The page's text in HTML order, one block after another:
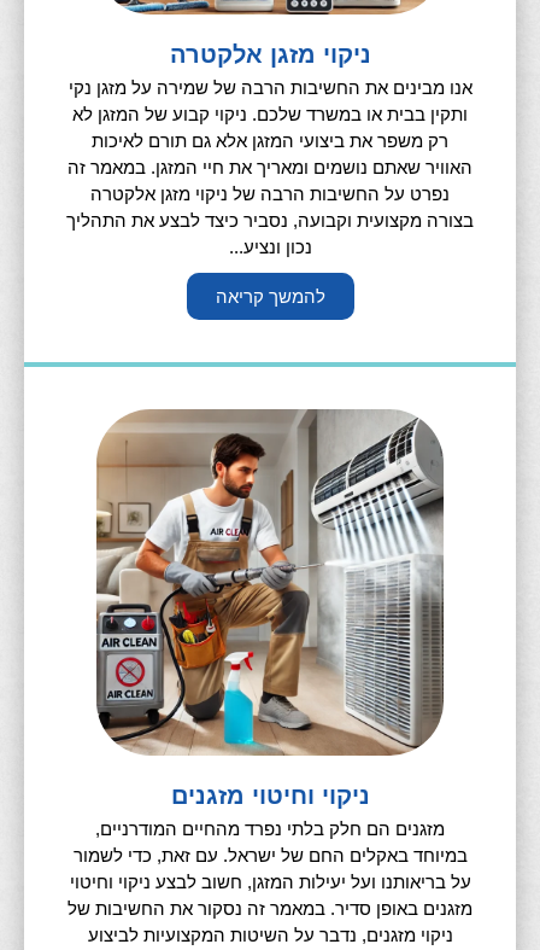
ניקוי מזגן אלקטרה
אנו מבינים את החשיבות הרבה של שמירה על מזגן נקי
ותקין בבית או במשרד שלכם. ניקוי קבוע של המזגן לא
רק משפר את ביצועי המזגן אלא גם תורם לאיכות
האוויר שאתם נושמים ומאריך את חיי המזגן. במאמר זה
נפרט על החשיבות הרבה של ניקוי מזגן אלקטרה
בצורה מקצועית וקבועה, נסביר כיצד לבצע את התהליך
נכון ונציע...
להמשך קריאה
ניקוי וחיטוי מזגנים
מזגנים הם חלק בלתי נפרד מהחיים המודרניים,
במיוחד באקלים החם של ישראל. עם זאת, כדי לשמור
על בריאותנו ועל יעילות המזגן, חשוב לבצע ניקוי וחיטוי
מזגנים באופן סדיר. במאמר זה נסקור את החשיבות של
ניקוי מזגנים, נדבר על השיטות המקצועיות לביצוע